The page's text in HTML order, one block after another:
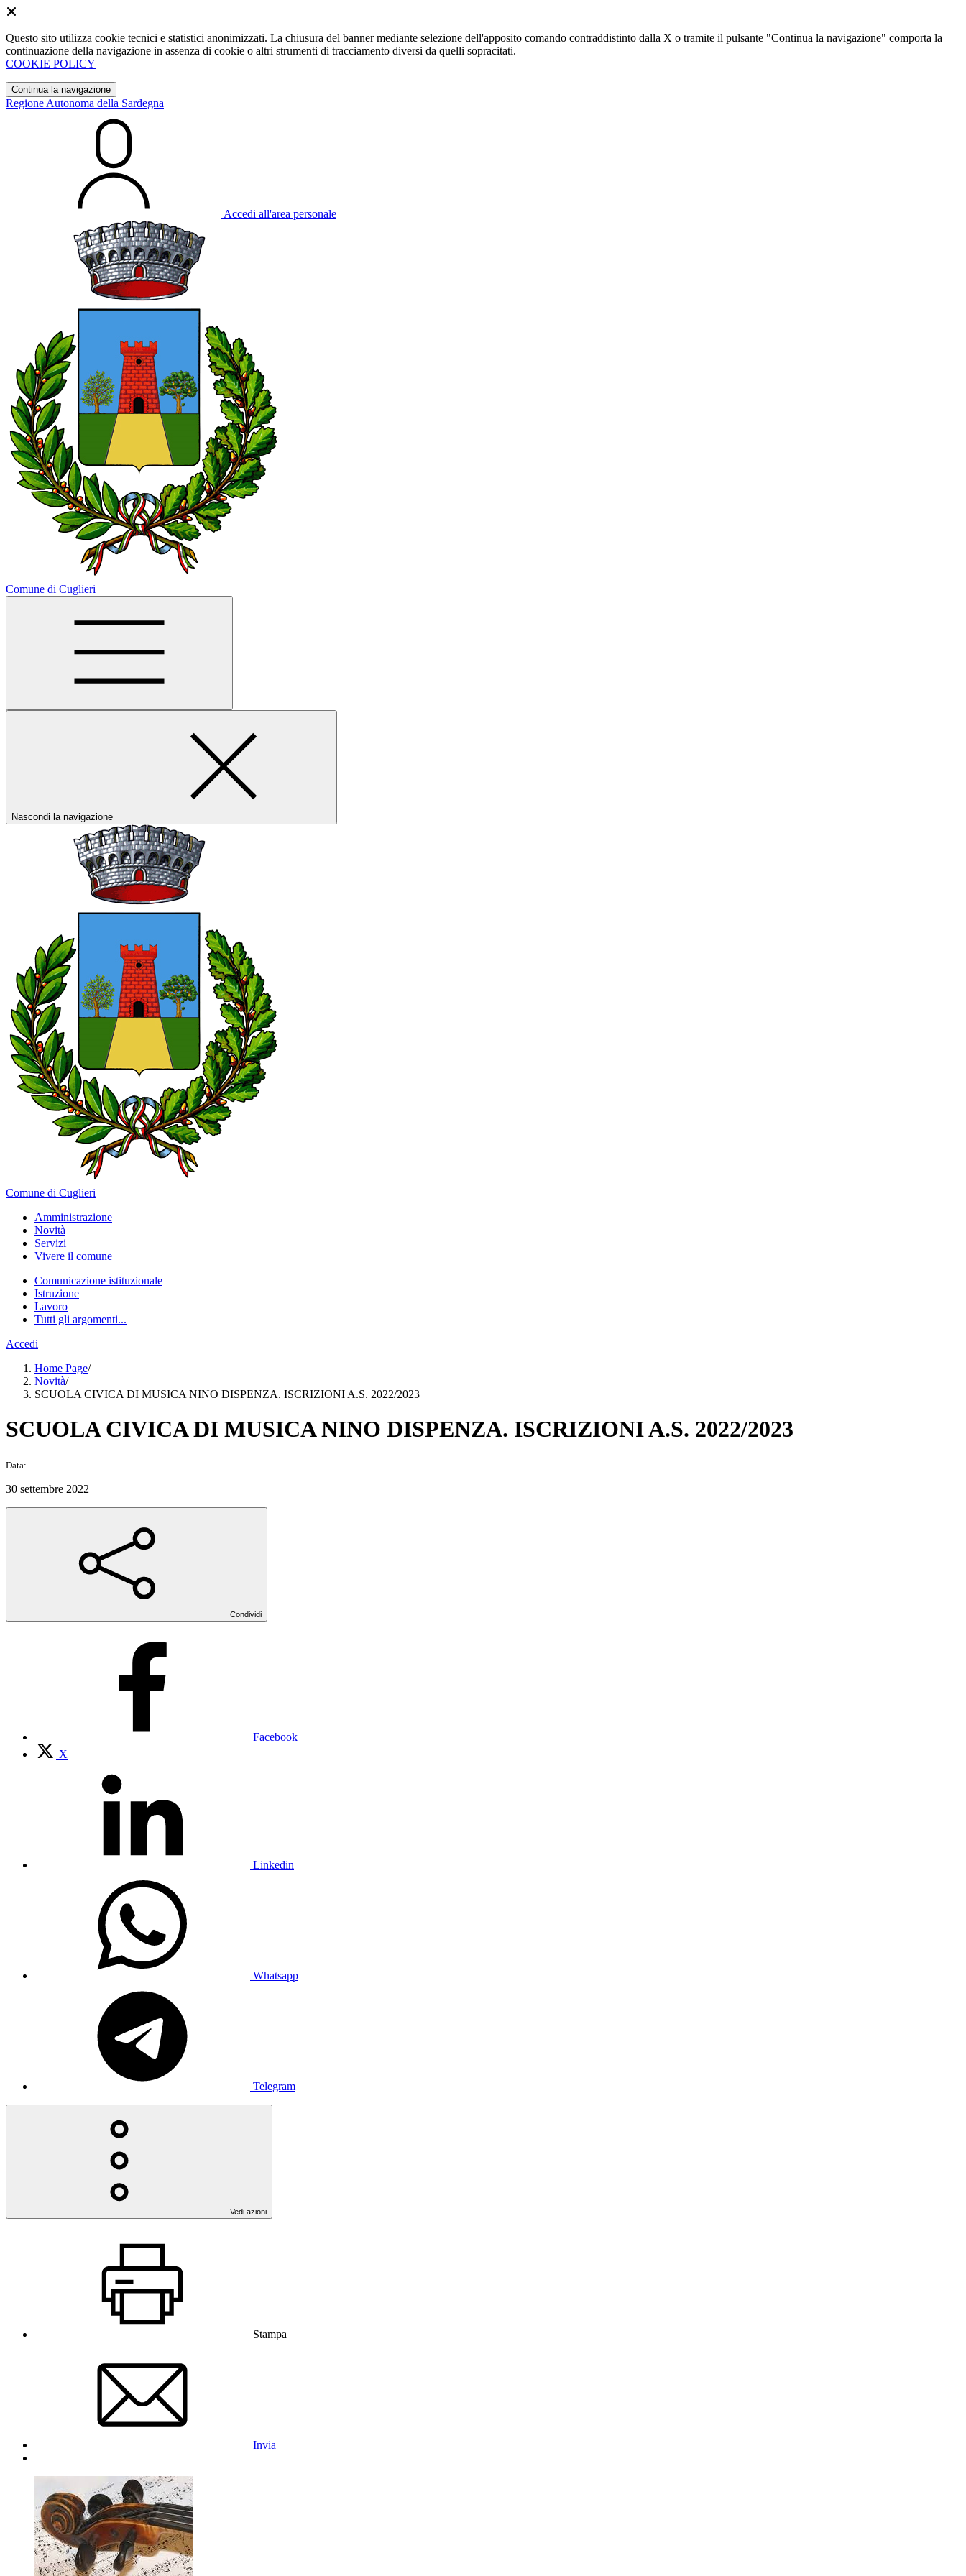
Questo sito utilizza cookie tecnici e statistici anonimizzati. La chiusura del banner mediante selezione dell'apposito comando contraddistinto dalla X o tramite il pulsante "Continua la navigazione" comporta la
continuazione della navigazione in assenza di cookie o altri strumenti di tracciamento diversi da quelli sopracitati.
COOKIE POLICY
Continua la navigazione
Regione Autonoma della Sardegna
Accedi all'area personale
Comune di Cuglieri
Nascondi la navigazione
Comune di Cuglieri
Amministrazione
Novità
Servizi
Vivere il comune
Comunicazione istituzionale
Istruzione
Lavoro
Tutti gli argomenti...
Accedi
Home Page/
Novità/
SCUOLA CIVICA DI MUSICA NINO DISPENZA. ISCRIZIONI A.S. 2022/2023
SCUOLA CIVICA DI MUSICA NINO DISPENZA. ISCRIZIONI A.S. 2022/2023
Data:
30 settembre 2022
Condividi
Facebook
X
Linkedin
Whatsapp
Telegram
Vedi azioni
Stampa
Invia